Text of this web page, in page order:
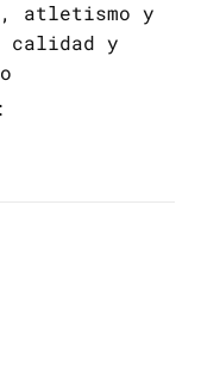
atletismo y
calidad y